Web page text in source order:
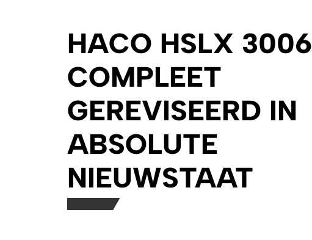
HACO HSLX 3006
COMPLEET
GEREVISEERD IN
ABSOLUTE
NIEUWSTAAT